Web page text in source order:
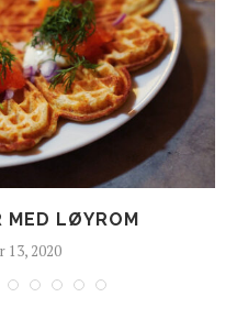
MED LØYROM
13, 2020